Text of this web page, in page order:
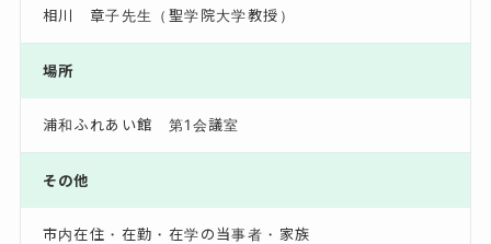
相川 章子先生（聖学院大学教授）
場所
浦和ふれあい館 第1会議室
その他
市内在住・在勤・在学の当事者・家族